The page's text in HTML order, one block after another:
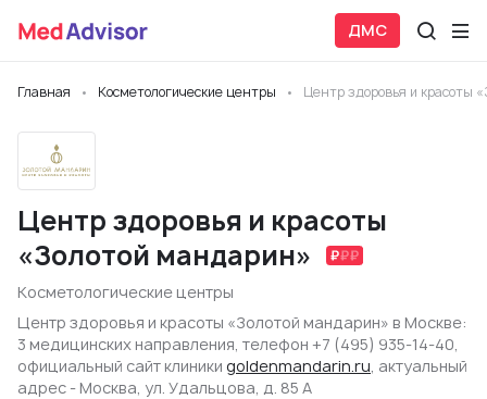
ДМС
Главная Косметологические центры Центр здоровья и красоты
Центр здоровья и красоты
«Золотой мандарин»
Косметологические центры
Центр здоровья и красоты «Золотой мандарин» в Москве:
3 медицинских направления, телефон +7 (495) 935-14-40,
официальный сайт клиники goldenmandarin.ru, актуальный
адрес - Москва, ул. Удальцова, д. 85 А